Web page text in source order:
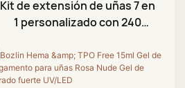
caucho
necesidad de limpiar
Gel para grietas
Gel para estampación
Aceite para cutículas
Gel de aluminio
Kit de extensión de uñas 7 en
1 personalizado con 240
transparente.